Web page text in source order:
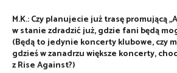
M.K.: Czy planujecie już trasę promującą
w stanie zdradzić już, gdzie fani będą
(Będą to jedynie koncerty klubowe, czy
gdzieś w zanadrzu większe koncerty,
z Rise Against?)